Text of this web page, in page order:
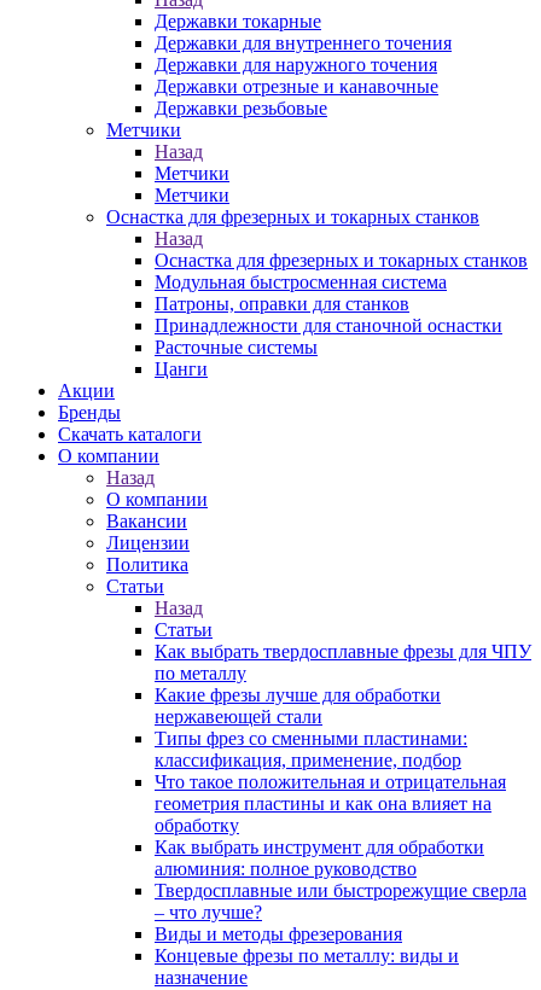
Державки токарные
Державки для внутреннего точения
Державки для наружного точения
Державки отрезные и канавочные
Державки резьбовые
Метчики
Назад
Метчики
Метчики
Оснастка для фрезерных и токарных станков
Назад
Оснастка для фрезерных и токарных станков
Модульная быстросменная система
Патроны, оправки для станков
Принадлежности для станочной оснастки
Расточные системы
Цанги
Акции
Бренды
Скачать каталоги
О компании
Назад
О компании
Вакансии
Лицензии
Политика
Статьи
Назад
Статьи
Как выбрать твердосплавные фрезы для ЧПУ
по металлу
Какие фрезы лучше для обработки
нержавеющей стали
Типы фрез со сменными пластинами:
классификация, применение, подбор
Что такое положительная и отрицательная
геометрия пластины и как она влияет на
обработку
Как выбрать инструмент для обработки
алюминия: полное руководство
Твердосплавные или быстрорежущие сверла
– что лучше?
Виды и методы фрезерования
Концевые фрезы по металлу: виды и
назначение